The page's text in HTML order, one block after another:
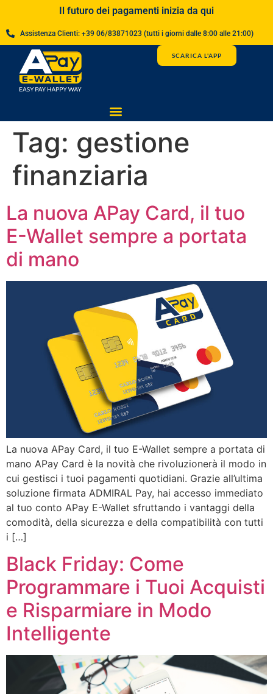
Il futuro dei pagamenti inizia da qui
Assistenza Clienti: +39 06/83871023 (tutti i giorni dalle 8:00 alle 21:00)
SCARICA L'APP
Tag: gestione
finanziaria
La nuova APay Card, il tuo
E-Wallet sempre a portata
di mano
La nuova APay Card, il tuo E-Wallet sempre a portata di
mano APay Card è la novità che rivoluzionerà il modo in
cui gestisci i tuoi pagamenti quotidiani. Grazie all’ultima
soluzione firmata ADMIRAL Pay, hai accesso immediato
al tuo conto APay E-Wallet sfruttando i vantaggi della
comodità, della sicurezza e della compatibilità con tutti
i […]
Black Friday: Come
Programmare i Tuoi Acquisti
e Risparmiare in Modo
Intelligente